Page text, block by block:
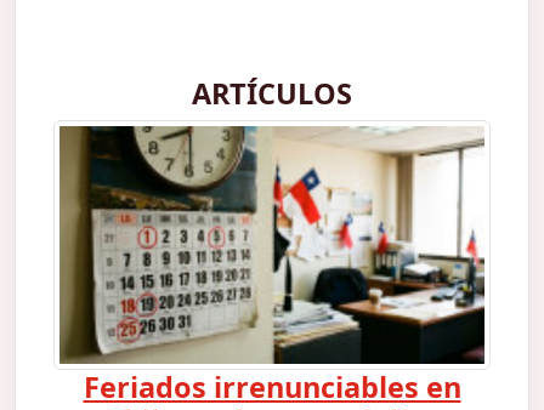
ARTÍCULOS
Feriados irrenunciables en